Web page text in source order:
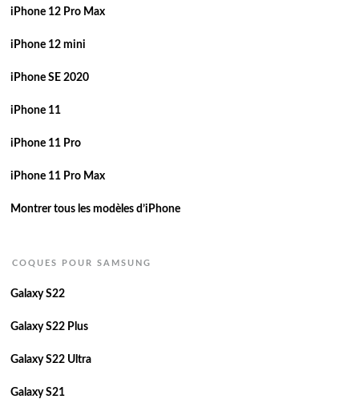
iPhone 12 Pro Max
iPhone 12 mini
iPhone SE 2020
iPhone 11
iPhone 11 Pro
iPhone 11 Pro Max
Montrer tous les modèles d’iPhone
COQUES POUR SAMSUNG
Galaxy S22
Galaxy S22 Plus
Galaxy S22 Ultra
Galaxy S21